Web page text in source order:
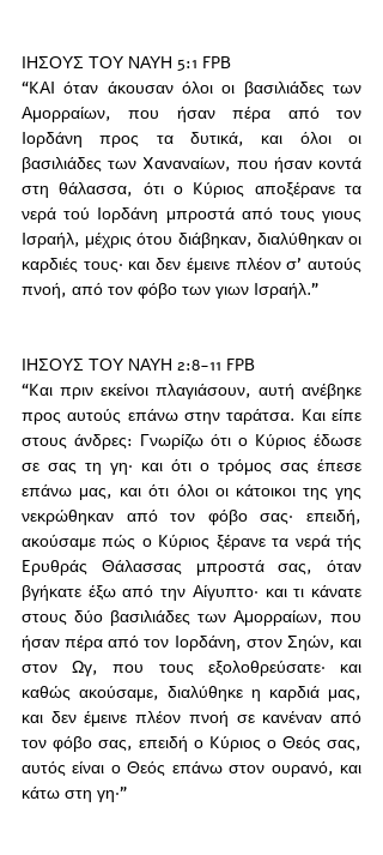
ΙΗΣΟΥΣ ΤΟΥ ΝΑΥΗ 5:1 FPB
“KAI όταν άκουσαν όλοι οι βασιλιάδες των
Aμορραίων, που ήσαν πέρα από τον
Iορδάνη προς τα δυτικά, και όλοι οι
βασιλιάδες των Xαναναίων, που ήσαν κοντά
στη θάλασσα, ότι ο Kύριος αποξέρανε τα
νερά τού Iορδάνη μπροστά από τους γιους
Iσραήλ, μέχρις ότου διάβηκαν, διαλύθηκαν οι
καρδιές τους· και δεν έμεινε πλέον σ’ αυτούς
πνοή, από τον φόβο των γιων Iσραήλ.”
ΙΗΣΟΥΣ ΤΟΥ ΝΑΥΗ 2:8-11 FPB
“Kαι πριν εκείνοι πλαγιάσουν, αυτή ανέβηκε
προς αυτούς επάνω στην ταράτσα. Kαι είπε
στους άνδρες: Γνωρίζω ότι ο Kύριος έδωσε
σε σας τη γη· και ότι ο τρόμος σας έπεσε
επάνω μας, και ότι όλοι οι κάτοικοι της γης
νεκρώθηκαν από τον φόβο σας· επειδή,
ακούσαμε πώς ο Kύριος ξέρανε τα νερά τής
Eρυθράς Θάλασσας μπροστά σας, όταν
βγήκατε έξω από την Aίγυπτο· και τι κάνατε
στους δύο βασιλιάδες των Aμορραίων, που
ήσαν πέρα από τον Iορδάνη, στον Σηών, και
στον Ωγ, που τους εξολοθρεύσατε· και
καθώς ακούσαμε, διαλύθηκε η καρδιά μας,
και δεν έμεινε πλέον πνοή σε κανέναν από
τον φόβο σας, επειδή ο Kύριος ο Θεός σας,
αυτός είναι ο Θεός επάνω στον ουρανό, και
κάτω στη γη·”